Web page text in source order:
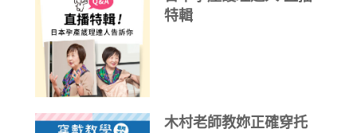
特輯
木村老師教妳正確穿托